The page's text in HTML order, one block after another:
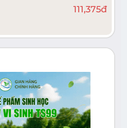
111,375đ